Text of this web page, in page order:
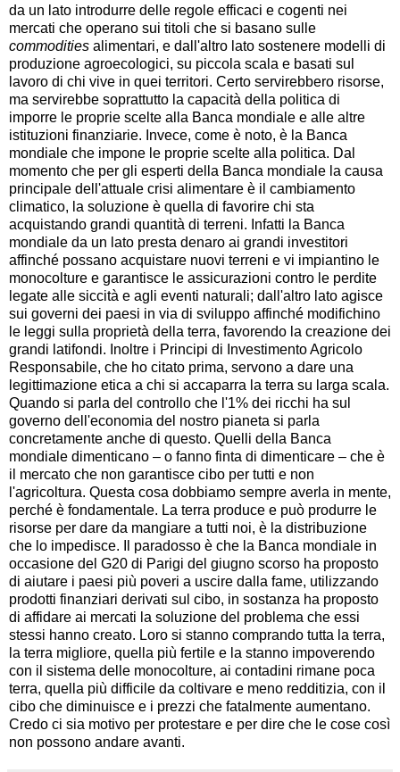
da un lato introdurre delle regole efficaci e cogenti nei
mercati che operano sui titoli che si basano sulle
commodities alimentari, e dall'altro lato sostenere modelli di
produzione agroecologici, su piccola scala e basati sul
lavoro di chi vive in quei territori. Certo servirebbero risorse,
ma servirebbe soprattutto la capacità della politica di
imporre le proprie scelte alla Banca mondiale e alle altre
istituzioni finanziarie. Invece, come è noto, è la Banca
mondiale che impone le proprie scelte alla politica. Dal
momento che per gli esperti della Banca mondiale la causa
principale dell'attuale crisi alimentare è il cambiamento
climatico, la soluzione è quella di favorire chi sta
acquistando grandi quantità di terreni. Infatti la Banca
mondiale da un lato presta denaro ai grandi investitori
affinché possano acquistare nuovi terreni e vi impiantino le
monocolture e garantisce le assicurazioni contro le perdite
legate alle siccità e agli eventi naturali; dall'altro lato agisce
sui governi dei paesi in via di sviluppo affinché modifichino
le leggi sulla proprietà della terra, favorendo la creazione dei
grandi latifondi. Inoltre i Principi di Investimento Agricolo
Responsabile, che ho citato prima, servono a dare una
legittimazione etica a chi si accaparra la terra su larga scala.
Quando si parla del controllo che l'1% dei ricchi ha sul
governo dell'economia del nostro pianeta si parla
concretamente anche di questo. Quelli della Banca
mondiale dimenticano – o fanno finta di dimenticare – che è
il mercato che non garantisce cibo per tutti e non
l'agricoltura. Questa cosa dobbiamo sempre averla in mente,
perché è fondamentale. La terra produce e può produrre le
risorse per dare da mangiare a tutti noi, è la distribuzione
che lo impedisce. Il paradosso è che la Banca mondiale in
occasione del G20 di Parigi del giugno scorso ha proposto
di aiutare i paesi più poveri a uscire dalla fame, utilizzando
prodotti finanziari derivati sul cibo, in sostanza ha proposto
di affidare ai mercati la soluzione del problema che essi
stessi hanno creato. Loro si stanno comprando tutta la terra,
la terra migliore, quella più fertile e la stanno impoverendo
con il sistema delle monocolture, ai contadini rimane poca
terra, quella più difficile da coltivare e meno redditizia, con il
cibo che diminuisce e i prezzi che fatalmente aumentano.
Credo ci sia motivo per protestare e per dire che le cose così
non possono andare avanti.